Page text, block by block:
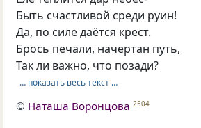
Быть счастливой среди руин!
Да, по силе даётся крест.
Брось печали, начертан путь,
Так ли важно, что позади?
… показать весь текст …
© Наташа Воронцова 2504